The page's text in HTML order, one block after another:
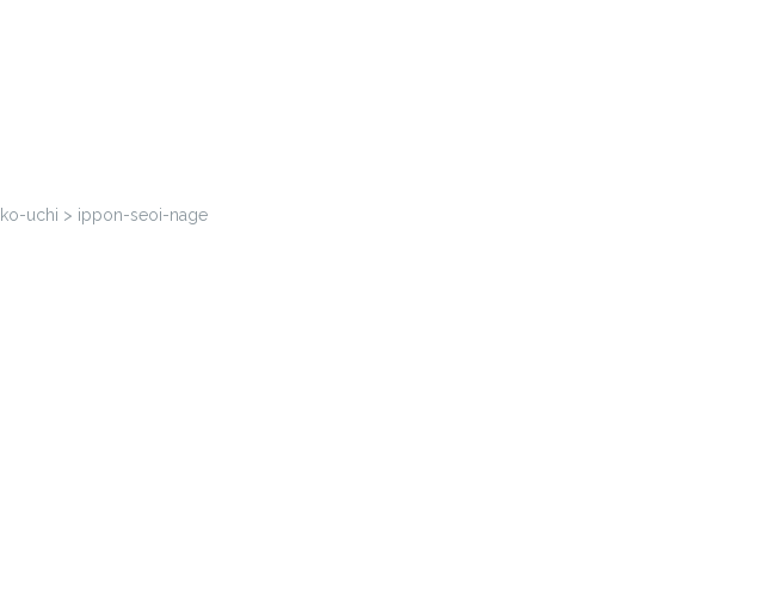
ko-uchi > ippon-seoi-nage